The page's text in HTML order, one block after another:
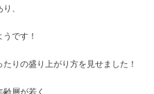
、
です！
りの盛り上がり方を見せました！
層が若く、